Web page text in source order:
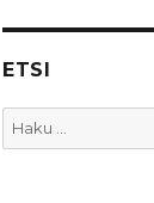
ETSI
Etsi: